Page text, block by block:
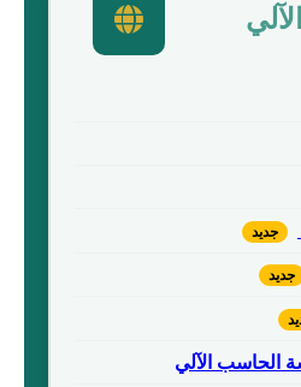
جديد
جديد
الحاسب الآلي